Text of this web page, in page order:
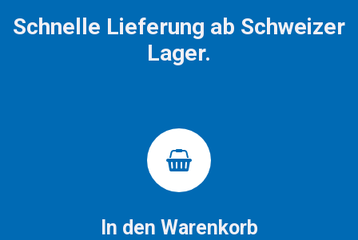
Schnelle Lieferung ab Schweizer
Lager.
In den Warenkorb